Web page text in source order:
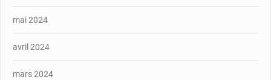
mai 2024
avril 2024
mars 2024